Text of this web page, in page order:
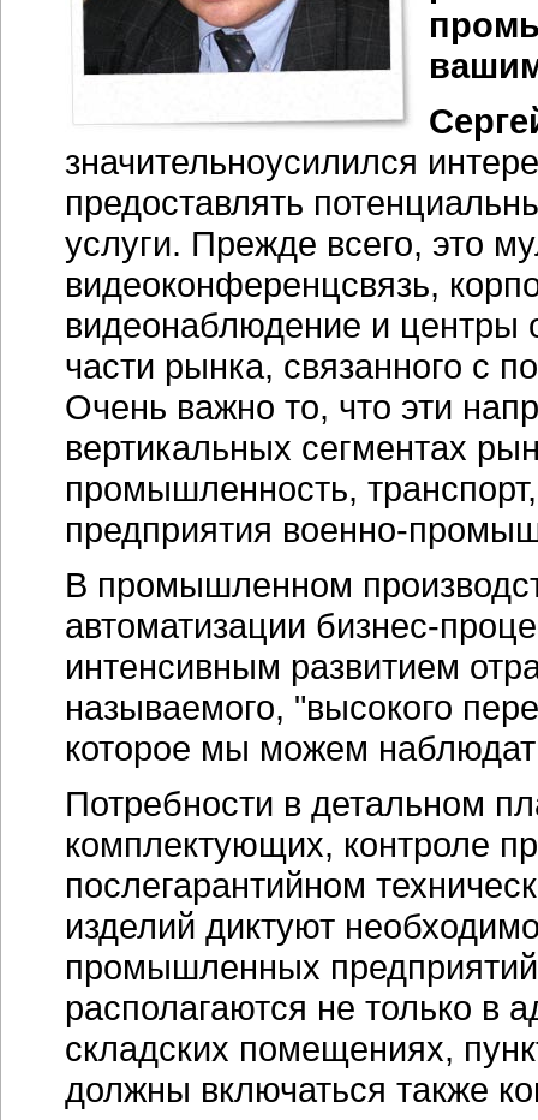
значительноусилился
предоставлять
услуги. Прежде всего, это
видеоконференцсвязь,
видеонаблюдение и центры
части рынка, связанного с
Очень важно то, что эти
вертикальных сегментах
промышленность,
предприятия военно-
В промышленном
автоматизации бизнес-
интенсивным развитием
называемого, "высокого
которое мы можем
Потребности в детальном
комплектующих, контроле
послегарантийном
изделий диктуют
промышленных
располагаются не только в
складских помещениях,
должны включаться также